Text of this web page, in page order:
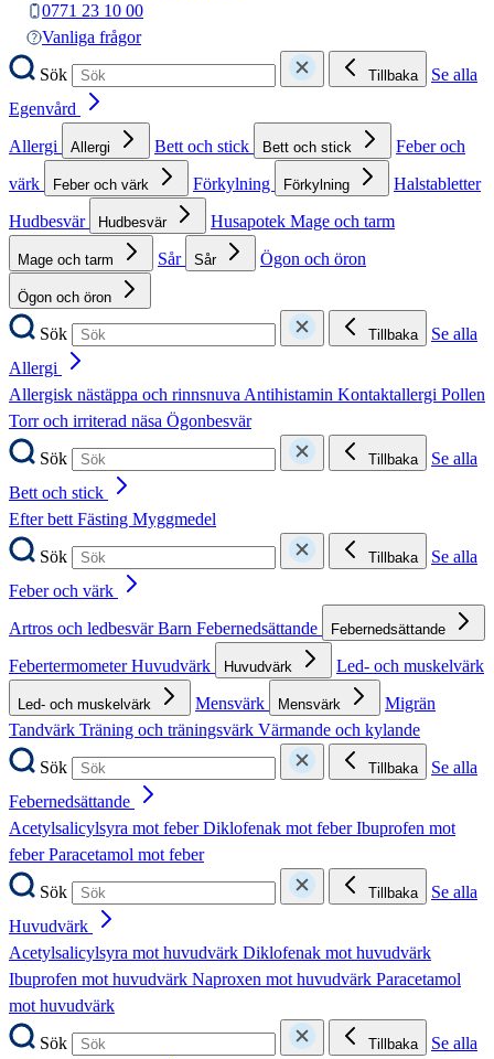
0771 23 10 00
Vanliga frågor
Sök
Tillbaka
Se alla
Egenvård
Allergi
Allergi Bett och stick Bett och stick
Feber och
värk
Feber och värk Förkylning Förkylning
Halstabletter
Hudbesvär
Hudbesvär Husapotek Mage och tarm
Mage och tarm Sår Sår Ögon och öron
Ögon och öron
Sök Tillbaka
Se alla
Allergi
Allergisk nästäppa och rinnsnuvaAntihistamin Kontaktallergi Pollen
Torr och irriterad näsa Ögonbesvär
Sök
Tillbaka
Se alla
Bett och stick
Efter bettFästing Myggmedel
Sök
Tillbaka
Se alla
Feber och värk
Artros och ledbesvärBarn Febernedsättande Febernedsättande
FebertermometerHuvudvärk Huvudvärk Led- och muskelvärk
Led- och muskelvärk Mensvärk Mensvärk
Migrän
Tandvärk Träning och träningsvärk Värmande och kylande
Sök
Tillbaka
Se alla
Febernedsättande
Acetylsalicylsyra mot feberDiklofenak mot feberIbuprofen mot
feberParacetamol mot feber
Sök
Tillbaka
Se alla
Huvudvärk
Acetylsalicylsyra mot huvudvärk Diklofenak mot huvudvärk
Ibuprofen mot huvudvärk Naproxen mot huvudvärk Paracetamol
mot huvudvärk
Sök
Tillbaka
Se alla